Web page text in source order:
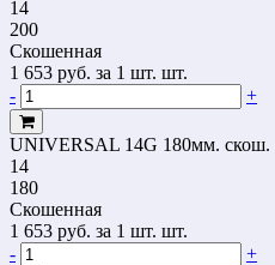
14
200
Скошенная
1 653 руб. за 1 шт. шт.
-
+
UNIVERSAL 14G 180мм. скош.
14
180
Скошенная
1 653 руб. за 1 шт. шт.
-
+